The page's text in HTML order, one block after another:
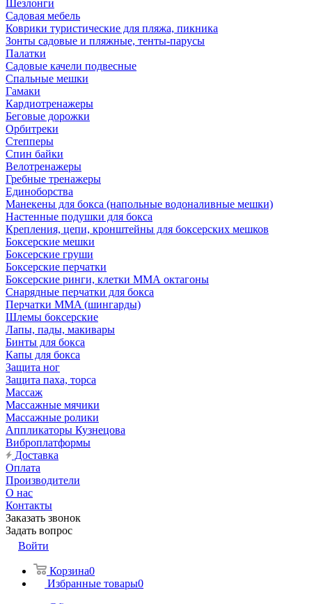
Шезлонги
Садовая мебель
Коврики туристические для пляжа, пикника
Зонты садовые и пляжные, тенты-парусы
Палатки
Садовые качели подвесные
Спальные мешки
Гамаки
Кардиотренажеры
Беговые дорожки
Орбитреки
Степперы
Спин байки
Велотренажеры
Гребные тренажеры
Единоборства
Манекены для бокса (напольные водоналивные мешки)
Настенные подушки для бокса
Крепления, цепи, кронштейны для боксерских мешков
Боксерские мешки
Боксерские груши
Боксерские перчатки
Боксерские ринги, клетки ММА октагоны
Снарядные перчатки для бокса
Перчатки MMA (шингарды)
Шлемы боксерские
Лапы, пады, макивары
Бинты для бокса
Капы для бокса
Защита ног
Защита паха, торса
Массаж
Массажные мячики
Массажные ролики
Аппликаторы Кузнецова
Виброплатформы
Доставка
Оплата
Производители
О нас
Контакты
Заказать звонок
Задать вопрос
Войти
Корзина0
Избранные товары0